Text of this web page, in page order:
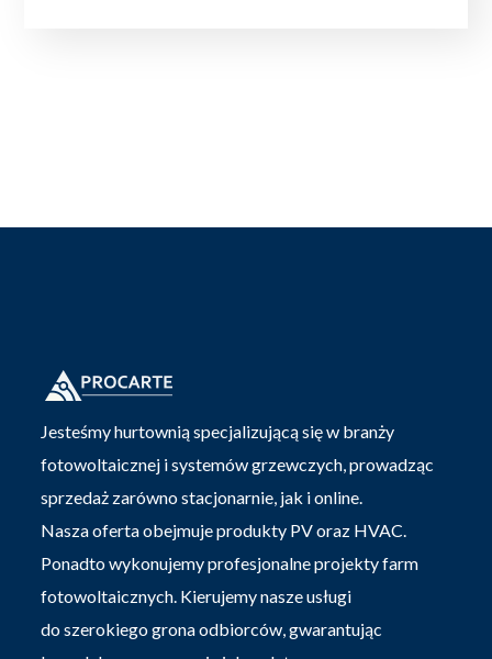
Jesteśmy hurtownią specjalizującą się w branży
fotowoltaicznej i systemów grzewczych, prowadząc
sprzedaż zarówno stacjonarnie, jak i online.
Nasza oferta obejmuje produkty PV oraz HVAC.
Ponadto wykonujemy profesjonalne projekty farm
fotowoltaicznych. Kierujemy nasze usługi
do szerokiego grona odbiorców, gwarantując